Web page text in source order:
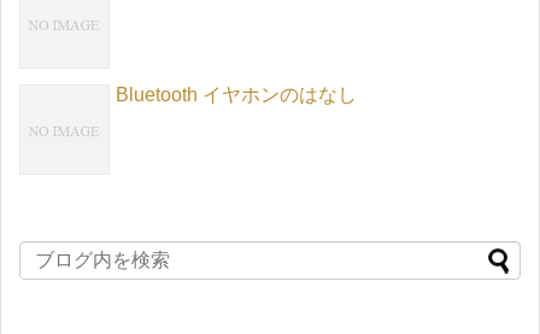
Bluetooth イヤホンのはなし